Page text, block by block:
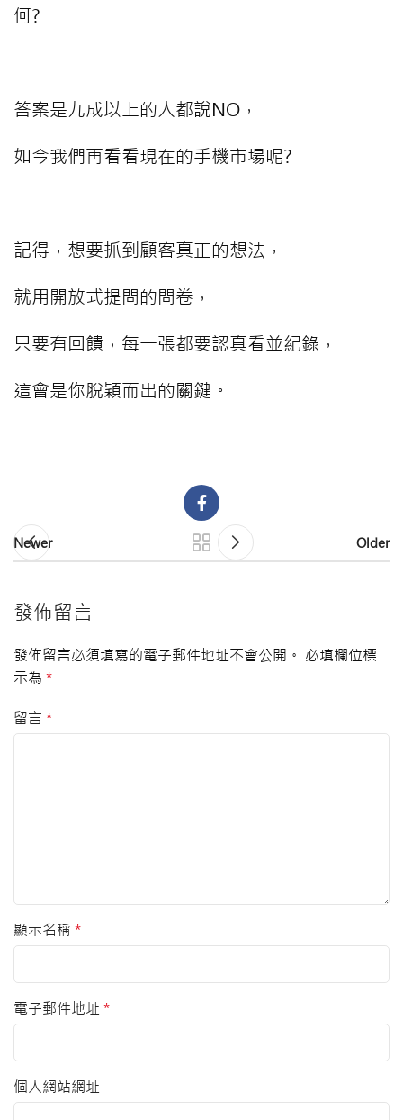
何?
答案是九成以上的人都說NO，
如今我們再看看現在的手機市場呢?
記得，想要抓到顧客真正的想法，
就用開放式提問的問卷，
只要有回饋，每一張都要認真看並紀錄，
這會是你脫穎而出的關鍵。
Newer Older
發佈留言
發佈留言必須填寫的電子郵件地址不會公開。 必填欄位標
示為 *
留言 *
顯示名稱 *
電子郵件地址 *
個人網站網址